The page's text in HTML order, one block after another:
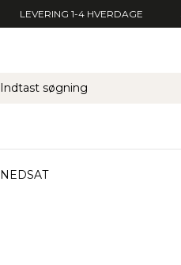
LEVERING 1-4 HVERDAGE
NEDSAT